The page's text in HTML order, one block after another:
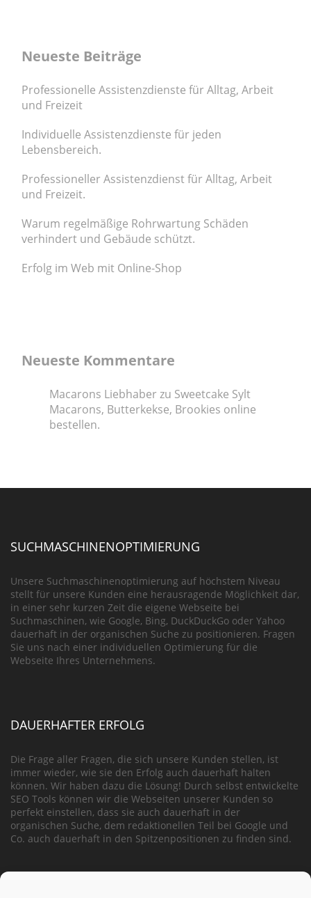
Neueste Beiträge
Professionelle Assistenzdienste für Alltag, Arbeit
und Freizeit
Individuelle Assistenzdienste für jeden
Lebensbereich.
Professioneller Assistenzdienst für Alltag, Arbeit
und Freizeit.
Warum regelmäßige Rohrwartung Schäden
verhindert und Gebäude schützt.
Erfolg im Web mit Online-Shop
Neueste Kommentare
Macarons Liebhaber zu Sweetcake Sylt
Macarons, Butterkekse, Brookies online
bestellen.
SUCHMASCHINENOPTIMIERUNG
Unsere Suchmaschinenoptimierung auf höchstem Niveau
stellt für unsere Kunden eine herausragende Möglichkeit dar,
in einer sehr kurzen Zeit die eigene Webseite bei
Suchmaschinen, wie Google, Bing, DuckDuckGo oder Yahoo
dauerhaft in der organischen Suche zu positionieren. Fragen
Sie uns nach einer individuellen Optimierung für die
Webseite Ihres Unternehmens.
DAUERHAFTER ERFOLG
Die Frage aller Fragen, die sich unsere Kunden stellen, ist
immer wieder, wie sie den Erfolg auch dauerhaft halten
können. Wir haben dazu die Lösung! Durch selbst entwickelte
SEO Tools können wir die Webseiten unserer Kunden so
perfekt einstellen, dass sie auch dauerhaft in der
organischen Suche, dem redaktionellen Teil bei Google und
Co. auch dauerhaft in den Spitzenpositionen zu finden sind.